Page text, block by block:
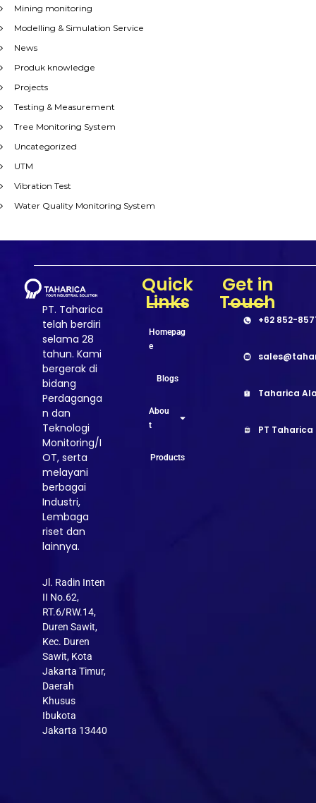
Mining monitoring
Modelling & Simulation Service
News
Produk knowledge
Projects
Testing & Measurement
Tree Monitoring System
Uncategorized
UTM
Vibration Test
Water Quality Monitoring System
PT. Taharica
telah berdiri
selama 28
tahun. Kami
bergerak di
bidang
Perdaganga
n dan
Teknologi
Monitoring/I
OT, serta
melayani
berbagai
Industri,
Lembaga
riset dan
lainnya.
Jl. Radin Inten
II No.62,
RT.6/RW.14,
Duren Sawit,
Kec. Duren
Sawit, Kota
Jakarta Timur,
Daerah
Khusus
Ibukota
Jakarta 13440
Quick
Links
Homepag
e
Blogs
Abou
t
Products
Get in
Touch
+62 852-
Taharica
PT Taharica